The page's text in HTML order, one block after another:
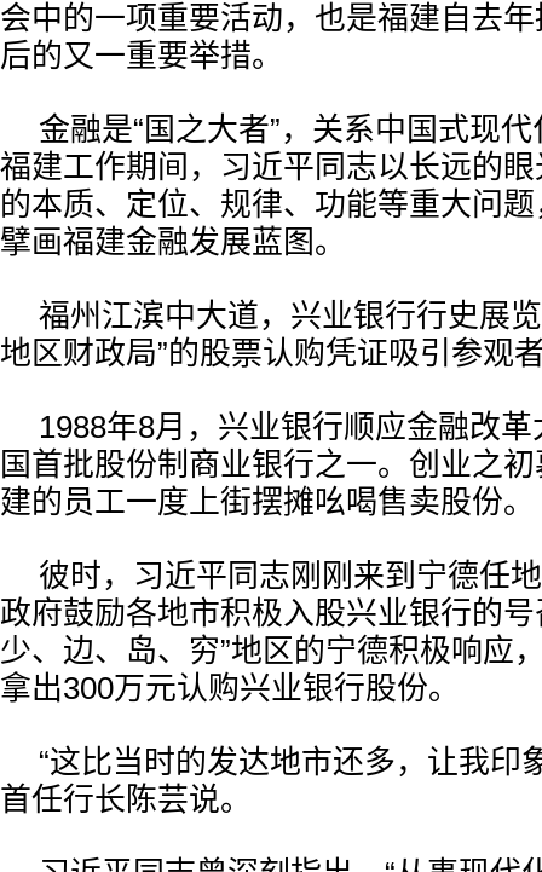
会中的一项重要活动，也是福建自去
后的又一重要举措。
金融是“国之大者”，关系中国式现
福建工作期间，习近平同志以长远的
的本质、定位、规律、功能等重大问
擘画福建金融发展蓝图。
福州江滨中大道，兴业银行行史展
地区财政局”的股票认购凭证吸引参观
1988年8月，兴业银行顺应金融改
国首批股份制商业银行之一。创业之
建的员工一度上街摆摊吆喝售卖股份。
彼时，习近平同志刚刚来到宁德任
政府鼓励各地市积极入股兴业银行的号
少、边、岛、穷”地区的宁德积极响应
拿出300万元认购兴业银行股份。
“这比当时的发达地市还多，让我印
首任行长陈芸说。